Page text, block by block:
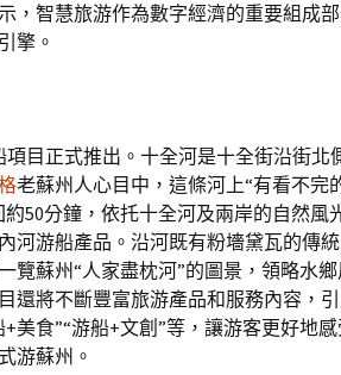
，智慧旅游作為數字經濟的重要組成
擎。
目正式推出。十全河是十全街沿街北
老蘇州人心目中，這條河上“有看不完
50分鐘，依托十全河及兩岸的自然風
河游船產品。沿河既有粉墻黛瓦的傳
覽蘇州“人家盡枕河”的圖景，領略水
還將不斷豐富旅游產品和服務內容，
美食”“游船+文創”等，讓游客更好地
游蘇州。